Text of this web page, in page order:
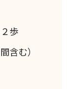
歩
含む）